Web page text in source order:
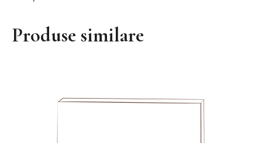
Produse similare